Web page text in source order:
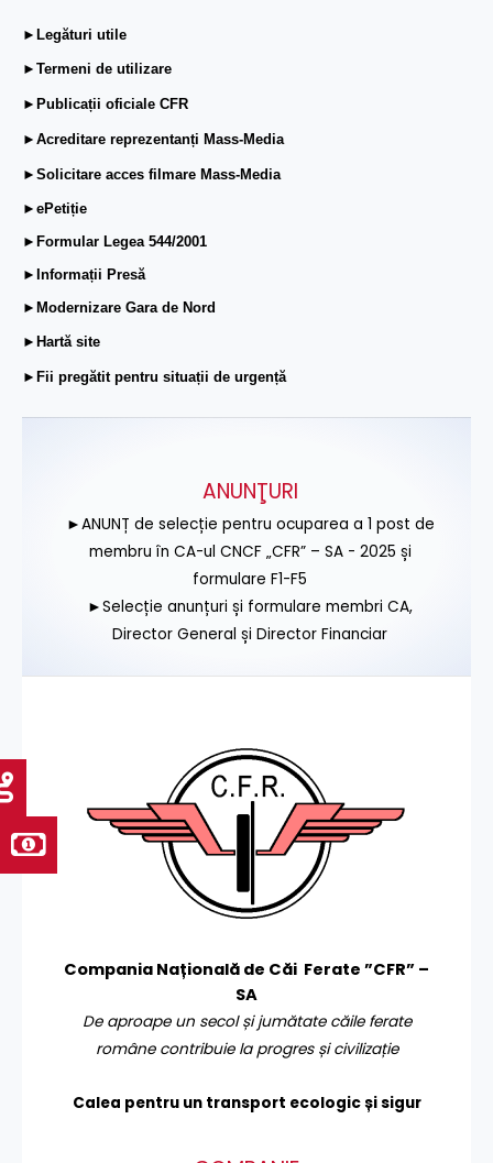
►Legături utile
►Termeni de utilizare
►Publicații oficiale CFR
►Acreditare reprezentanți Mass-Media
►Solicitare acces filmare Mass-Media
►ePetiție
►Formular Legea 544/2001
►Informații Presă
►Modernizare Gara de Nord
►Hartă site
►Fii pregătit pentru situații de urgență
ANUNŢURI
►ANUNȚ de selecție pentru ocuparea a 1 post de
membru în CA-ul CNCF „CFR” – SA - 2025 și
formulare F1-F5
►Selecție anunțuri și formulare membri CA,
Director General și Director Financiar
Compania Națională de Căi Ferate ”CFR” –
SA
De aproape un secol și jumătate căile ferate
române contribuie la progres și civilizație
Calea pentru un transport ecologic și sigur